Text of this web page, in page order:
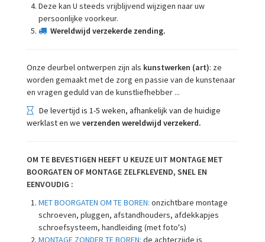
Deze kan U steeds vrijblijvend wijzigen naar uw
persoonlijke voorkeur.
Wereldwijd verzekerde zending.
Onze deurbel ontwerpen zijn als kunstwerken (art): ze
worden gemaakt met de zorg en passie van de kunstenaar
en vragen geduld van de kunstliefhebber ...
De levertijd is 1-5 weken, afhankelijk van de huidige
werklast en we verzenden wereldwijd verzekerd.
OM TE BEVESTIGEN HEEFT U KEUZE UIT MONTAGE MET
BOORGATEN OF MONTAGE ZELFKLEVEND, SNEL EN
EENVOUDIG :
MET BOORGATEN OM TE BOREN: onzichtbare montage
schroeven, pluggen, afstandhouders, afdekkapjes
schroefsysteem, handleiding (met foto's)
MONTAGE ZONDER TE BOREN: de achterzijde is